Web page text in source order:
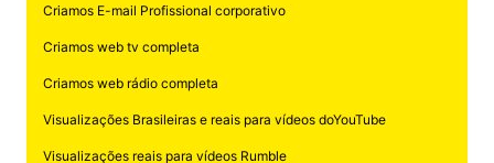
Criamos E-mail Profissional corporativo
Criamos web tv completa
Criamos web rádio completa
Visualizações Brasileiras e reais para vídeos doYouTube
Visualizações reais para vídeos Rumble